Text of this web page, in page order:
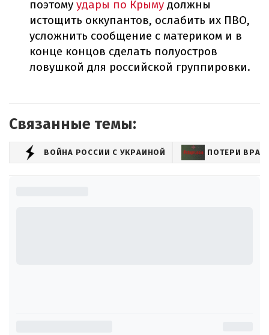
поэтомуудары по Крыму должны
истощить оккупантов, ослабить их ПВО,
усложнить сообщение с материком и в
конце концов сделать полуостров
ловушкой для российской группировки.
Связанные темы:
ВОЙНА РОССИИ С УКРАИНОЙ ПОТЕРИ